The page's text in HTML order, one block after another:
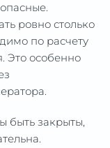
ровно столько
по расчету
Это особенно
быть закрыты,